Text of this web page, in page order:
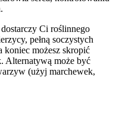
Ci roślinnego
pełną soczystych
możesz skropić
Alternatywą może być
(użyj marchewek,